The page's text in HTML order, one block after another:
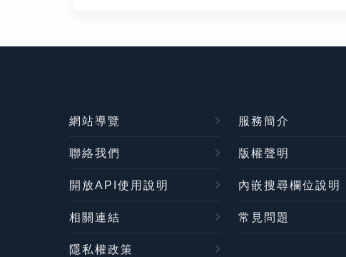
網站導覽 服務簡介
聯絡我們 版權聲明
開放API使用說明 內嵌搜尋欄位說明
相關連結 常見問題
隱私權政策